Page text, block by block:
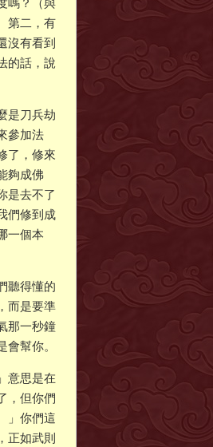
第二，有
沒有看到
的話，說
是刀兵劫
參加法
了，修來
夠成佛
是去不了
們修到成
一個本
聽得懂的
而是要準
那一秒鐘
幫你。
意思是在
，但你們
」你們這
正如武則